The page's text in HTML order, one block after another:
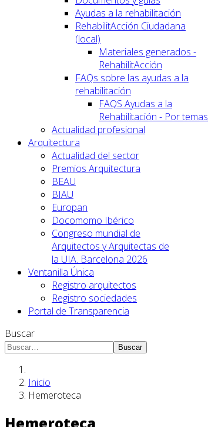
Ayudas a la rehabilitación
RehabilitAcción Ciudadana
(local)
Materiales generados -
RehabilitAcción
FAQs sobre las ayudas a la
rehabilitación
FAQS Ayudas a la
Rehabilitación - Por temas
Actualidad profesional
Arquitectura
Actualidad del sector
Premios Arquitectura
BEAU
BIAU
Europan
Docomomo Ibérico
Congreso mundial de
Arquitectos y Arquitectas de
la UIA. Barcelona 2026
Ventanilla Única
Registro arquitectos
Registro sociedades
Portal de Transparencia
Buscar
Buscar
Inicio
Hemeroteca